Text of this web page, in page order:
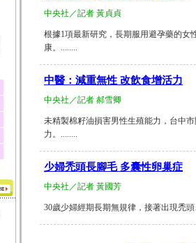
中央社／記者 黃貞貞
根據1項最新研究，長期服用避孕藥的女
康。........
中醫：減重無性 改飲食增活力
中央社／記者 郝雪卿
未精製棉籽油損害男性生殖能力，台中
力。........
少婦禿頭長腳毛 多囊性卵巢症
中央社／記者 黃國芳
30歲少婦經期長期無規律，接著出現禿